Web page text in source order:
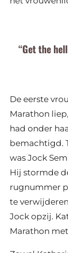
“Get the
De eerste
Marathon
had onder
bemachtigd.
was Jock
Hij stormde
rugnummer
te
Jock opzij.
Marathon